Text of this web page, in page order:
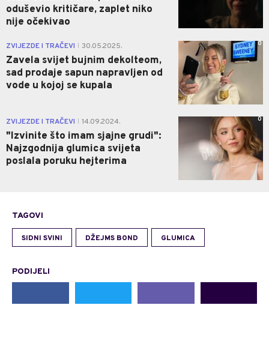
oduševio kritičare, zaplet niko
nije očekivao
ZVIJEZDE I TRAČEVI 30.05.2025.
Zavela svijet bujnim dekolteom,
sad prodaje sapun napravljen od
vode u kojoj se kupala
0
ZVIJEZDE I TRAČEVI 14.09.2024.
"Izvinite što imam sjajne grudi":
Najzgodnija glumica svijeta
poslala poruku hejterima
0
TAGOVI
SIDNI SVINI DŽEJMS BOND GLUMICA
PODIJELI